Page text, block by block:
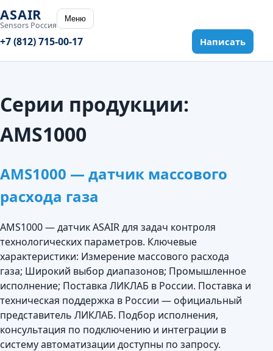
ASAIR
Sensors Россия
Меню
+7 (812) 715-00-17 Написать
Серии продукции:
AMS1000
AMS1000 — датчик массового
расхода газа
AMS1000 — датчик ASAIR для задач контроля
технологических параметров. Ключевые
характеристики: Измерение массового расхода
газа; Широкий выбор диапазонов; Промышленное
исполнение; Поставка ЛИКЛАБ в России. Поставка и
техническая поддержка в России — официальный
представитель ЛИКЛАБ. Подбор исполнения,
консультация по подключению и интеграции в
систему автоматизации доступны по запросу.